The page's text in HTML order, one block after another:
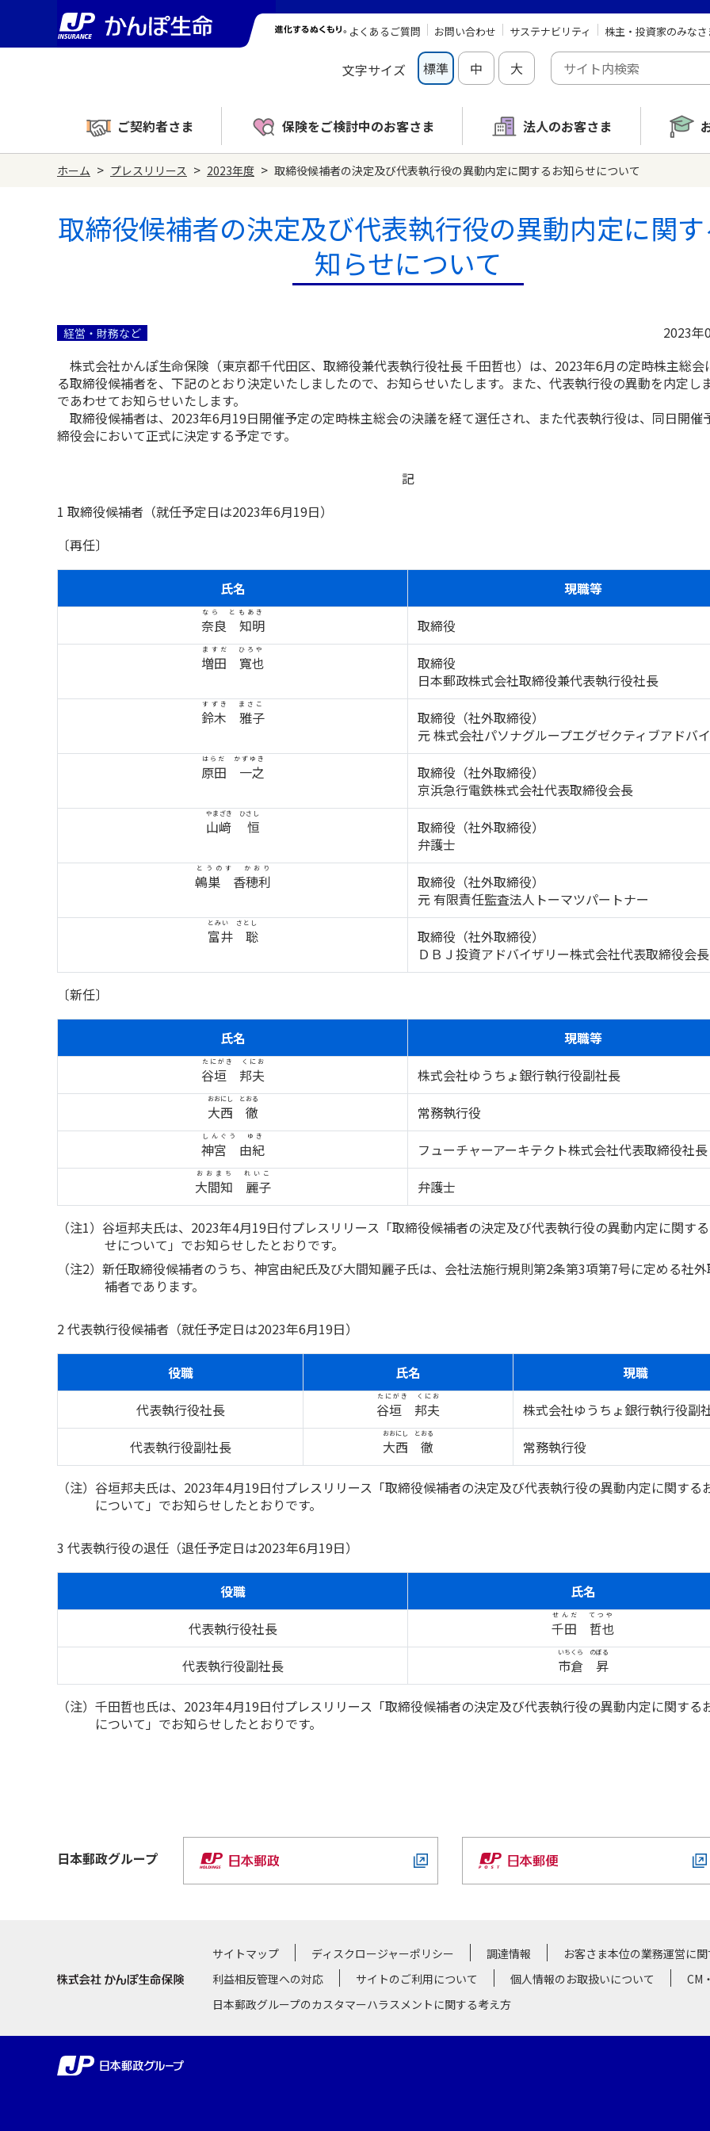
よくあるご質問 お問い合わせ サステナビリティ 株主・投資家のみな
文字サイズ 標準 中 大
ご契約者さま 保険をご検討中のお客さま 法人のお客さま
ホーム > プレスリリース > 2023年度 > 取締役候補者の決定及び代表執行役の異動内定に関するお知らせについて
取締役候補者の決定及び代表執行役の異動内定に関
知らせについて
経営・財務など
2023年
株式会社かんぽ生命保険（東京都千代田区、取締役兼代表執行役社長 千田哲也）は、2023年6月の定時株主総会
る取締役候補者を、下記のとおり決定いたしましたので、お知らせいたします。また、代表執行役の異動を内定し
であわせてお知らせいたします。
取締役候補者は、2023年6月19日開催予定の定時株主総会の決議を経て選任され、また代表執行役は、同日開催
締役会において正式に決定する予定です。
記
1 取締役候補者（就任予定日は2023年6月19日）
〔再任〕
氏名
現職等
奈良 知明
なら ともあき
取締役
増田 寬也
ますだ ひろや
取締役
日本郵政株式会社取締役兼代表執行役社長
鈴木 雅子
すずき まさこ
取締役（社外取締役）
元 株式会社パソナグループエグゼクティブアドバ
原田 一之
はらだ かずゆき
取締役（社外取締役）
京浜急行電鉄株式会社代表取締役会長
山﨑 恒
やまざき ひさし
取締役（社外取締役）
弁護士
鵫巣 香穂利
とうのす かおり
取締役（社外取締役）
元 有限責任監査法人トーマツパートナー
富井 聡
とみい さとし
取締役（社外取締役）
ＤＢＪ投資アドバイザリー株式会社代表取締役会長
〔新任〕
氏名
現職等
谷垣 邦夫
たにがき くにお
株式会社ゆうちょ銀行執行役副社長
大西 徹
おおにし とおる
常務執行役
神宮 由紀
しんぐう ゆき
フューチャーアーキテクト株式会社代表取締役社長
大間知 麗子
おおまち れいこ
弁護士
（注1）谷垣邦夫氏は、2023年4月19日付プレスリリース「取締役候補者の決定及び代表執行役の異動内定に関す
せについて」でお知らせしたとおりです。
（注2）新任取締役候補者のうち、神宮由紀氏及び大間知麗子氏は、会社法施行規則第2条第3項第7号に定める社
補者であります。
2 代表執行役候補者（就任予定日は2023年6月19日）
役職 氏名
現職
代表執行役社長
谷垣 邦夫
たにがき くにお
株式会社ゆうちょ銀行執行役副
代表執行役副社長
大西 徹
おおにし とおる
常務執行役
（注）谷垣邦夫氏は、2023年4月19日付プレスリリース「取締役候補者の決定及び代表執行役の異動内定に関する
について」でお知らせしたとおりです。
3 代表執行役の退任（退任予定日は2023年6月19日）
役職
氏名
代表執行役社長
千田 哲也
せんだ てつや
代表執行役副社長 市倉 昇
いちくら のぼる
（注）千田哲也氏は、2023年4月19日付プレスリリース「取締役候補者の決定及び代表執行役の異動内定に関する
について」でお知らせしたとおりです。
日本郵政グループ
サイトマップ ディスクロージャーポリシー 調達情報
お客さま本位の業務運営に
利益相反管理への対応
サイトのご利用について 個人情報のお取扱いについて
CM
日本郵政グループのカスタマーハラスメントに関する考え方